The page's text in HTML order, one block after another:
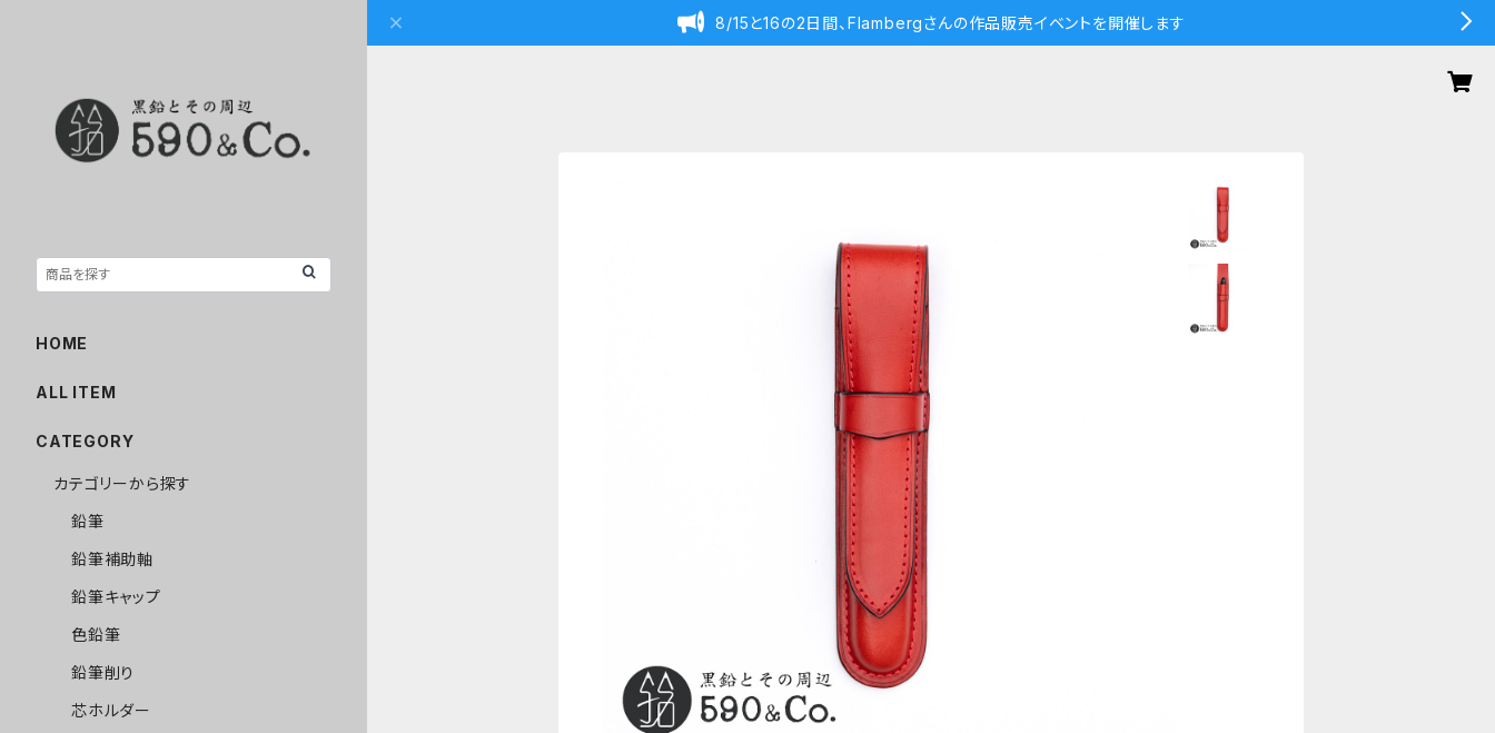
8/15と16の2日間、Flambergさんの作品販売イベントを開催します
HOME
ALL ITEM
CATEGORY
カテゴリーから探す
鉛筆
鉛筆補助軸
鉛筆キャップ
色鉛筆
鉛筆削り
芯ホルダー